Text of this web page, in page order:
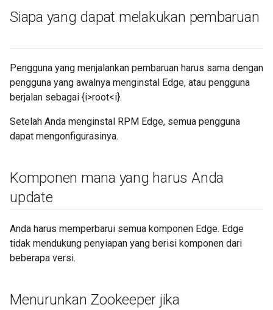
Siapa yang dapat melakukan pembaruan
Pengguna yang menjalankan pembaruan harus sama dengan
pengguna yang awalnya menginstal Edge, atau pengguna
berjalan sebagai {i>root<i}.
Setelah Anda menginstal RPM Edge, semua pengguna
dapat mengonfigurasinya.
Komponen mana yang harus Anda
update
Anda harus memperbarui semua komponen Edge. Edge
tidak mendukung penyiapan yang berisi komponen dari
beberapa versi.
Menurunkan Zookeeper jika